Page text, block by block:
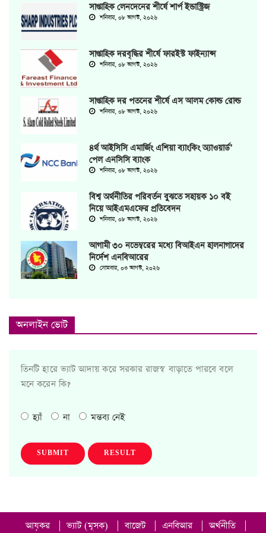
সাপ্তাহিক লেনদেনের শীর্ষে শার্প ইন্ডাস্ট্রিজ
শনিবার, ০৮ আগস্ট, ২০২৬
সাপ্তাহিক দরবৃদ্ধির শীর্ষে ফারইস্ট ফাইন্যান্স
শনিবার, ০৮ আগস্ট, ২০২৬
সাপ্তাহিক দর পতনের শীর্ষে এস আলম কোল্ড রোল্ড
শনিবার, ০৮ আগস্ট, ২০২৬
৪র্থ আইসিসি এমার্জিং এশিয়া ব্যাংকিং অ্যাওয়ার্ড’
পেল এনসিসি ব্যাংক
শনিবার, ০৮ আগস্ট, ২০২৬
বিশ্ব অর্থনীতির পরিবর্তন বুঝতে সহায়ক ১০ বই
নিয়ে আইএমএফের প্রতিবেদন
শনিবার, ০৮ আগস্ট, ২০২৬
আগামী ৩০ নভেম্বরের মধ্যে বিআইএন হালনাগাদের
নির্দেশ এনবিআরের
সোমবার, ০৩ আগস্ট, ২০২৬
অনলাইন ভোট
তিনটি হারে ভ্যাট আদায় করে সরকার রাজস্ব বাড়াতে পারবে বলে
মনে করেন কি?
হ্যাঁ না মন্তব্য নেই
SUBMIT RESULT
আয়কর ভ্যাট (মূসক) বাজেট এনবিআর অর্থনীতি